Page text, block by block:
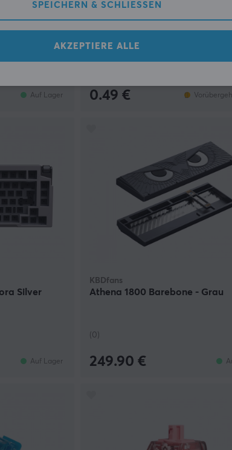
ISO -
Auf Lager 0.49 €
Silver
Auf Lager
KBDfans
Athena 1800 Barebone - Grau
(0)
249.90 €
SPEICHERN & SCHLIESSEN
AKZEPTIERE ALLE